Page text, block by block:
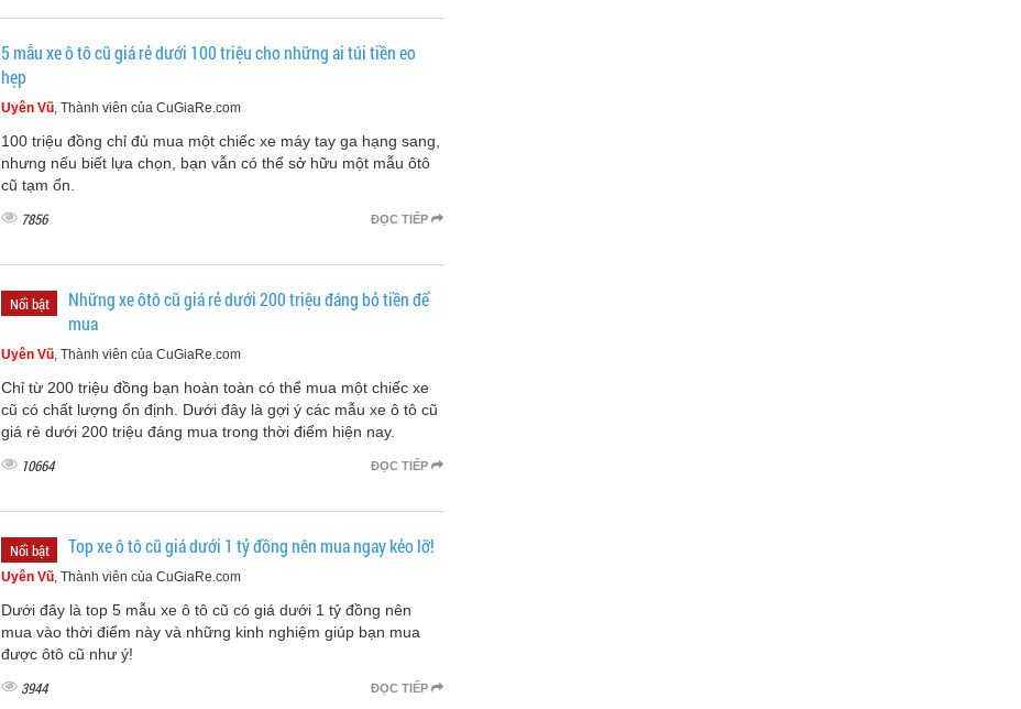
5 mẫu xe ô tô cũ giá rẻ dưới 100 triệu cho những ai túi tiền eo
hẹp
Uyên Vũ, Thành viên của CuGiaRe.com
100 triệu đồng chỉ đủ mua một chiếc xe máy tay ga hạng sang,
nhưng nếu biết lựa chọn, bạn vẫn có thể sở hữu một mẫu ôtô
cũ tạm ổn.
ĐỌC TIẾP
7856
Nổi bật
Những xe ôtô cũ giá rẻ dưới 200 triệu đáng bỏ tiền để
mua
Uyên Vũ, Thành viên của CuGiaRe.com
Chỉ từ 200 triệu đồng bạn hoàn toàn có thể mua một chiếc xe
cũ có chất lượng ổn định. Dưới đây là gợi ý các mẫu xe ô tô cũ
giá rẻ dưới 200 triệu đáng mua trong thời điểm hiện nay.
ĐỌC TIẾP
10664
Nổi bật Top xe ô tô cũ giá dưới 1 tỷ đồng nên mua ngay kẻo lỡ!
Uyên Vũ, Thành viên của CuGiaRe.com
Dưới đây là top 5 mẫu xe ô tô cũ có giá dưới 1 tỷ đồng nên
mua vào thời điểm này và những kinh nghiệm giúp bạn mua
được ôtô cũ như ý!
ĐỌC TIẾP
3944